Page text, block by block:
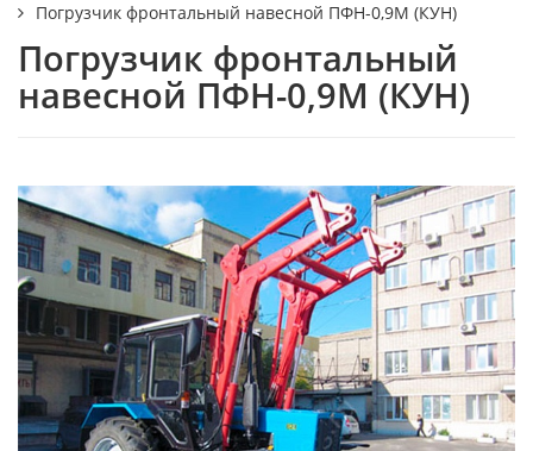
Погрузчик фронтальный навесной ПФН-0,9М (КУН)
Погрузчик фронтальный
навесной ПФН-0,9М (КУН)